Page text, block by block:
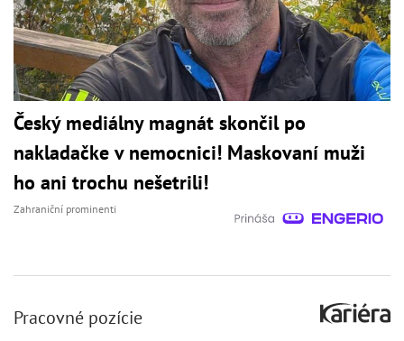
Český mediálny magnát skončil po
nakladačke v nemocnici! Maskovaní muži
ho ani trochu nešetrili!
Zahraniční prominenti
Pracovné pozície